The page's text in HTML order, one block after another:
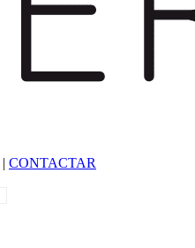
| CONTACTAR